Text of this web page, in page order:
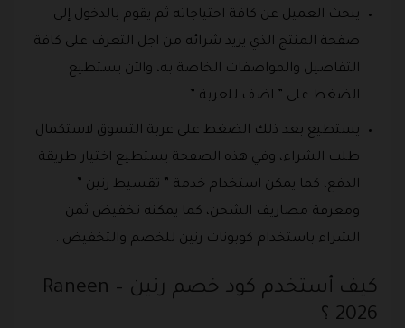
يبحث العميل عن كافة احتياجاته ثم يقوم بالدخول إلى
صفحة المنتج الذي يريد شرائه من اجل التعرف على كافة
التفاصيل والمواصفات الخاصة به، والآن يستطيع
الضغط على ” اضف للعربة ” .
يستطيع بعد ذلك الضغط على عربة التسوق لاستكمال
طلب الشراء، وفي هذه الصفحة يستطيع اختيار طريقة
الدفع، كما يمكن استخدام خدمة ” تقسيط رنين ”
ومعرفة مصاريف الشحن، كما يمكنه تخفيض ثمن
الشراء باستخدام كوبونات رنين للخصم والتخفيض .
كيف أستخدم كود خصم رنين – Raneen
2026 ؟